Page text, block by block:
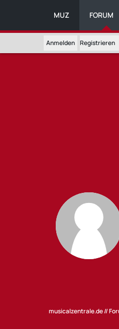
MUZ FORUM
Anmelden Registrieren
musicalzentrale.de //